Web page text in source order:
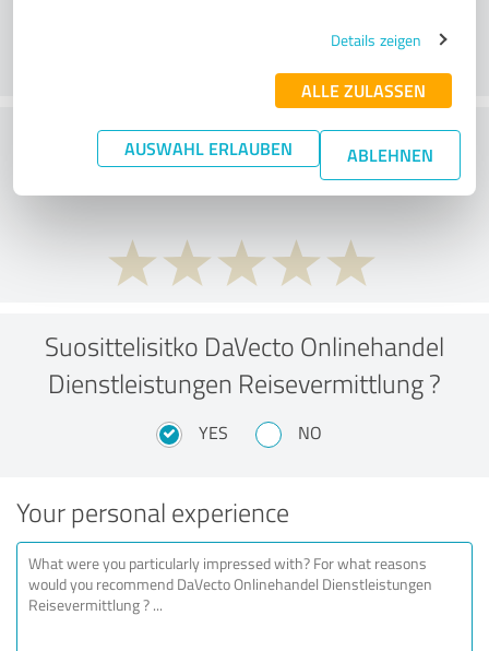
Details zeigen
ALLE ZULASSEN
AUSWAHL ERLAUBEN ABLEHNEN
What do you think of the price to
performance ratio?
Suosittelisitko DaVecto Onlinehandel
Dienstleistungen Reisevermittlung ?
YES NO
Your personal experience